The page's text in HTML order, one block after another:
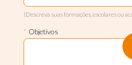
(Descreva suas formações, escolares ou
* Objetivos